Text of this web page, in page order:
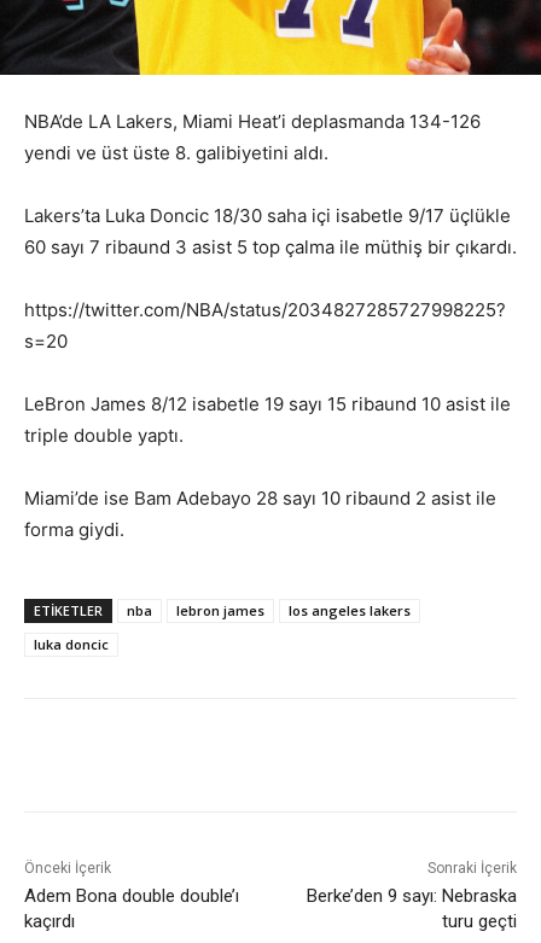
NBA’de LA Lakers, Miami Heat’i deplasmanda 134-126
yendi ve üst üste 8. galibiyetini aldı.
Lakers’ta Luka Doncic 18/30 saha içi isabetle 9/17 üçlükle
60 sayı 7 ribaund 3 asist 5 top çalma ile müthiş bir çıkardı.
https://twitter.com/NBA/status/2034827285727998225?
s=20
LeBron James 8/12 isabetle 19 sayı 15 ribaund 10 asist ile
triple double yaptı.
Miami’de ise Bam Adebayo 28 sayı 10 ribaund 2 asist ile
forma giydi.
ETIKETLER nba lebron james
los angeles lakers
luka doncic
Önceki İçerik
Adem Bona double double’ı
kaçırdı
Sonraki İçerik
Berke’den 9 sayı: Nebraska
turu geçti